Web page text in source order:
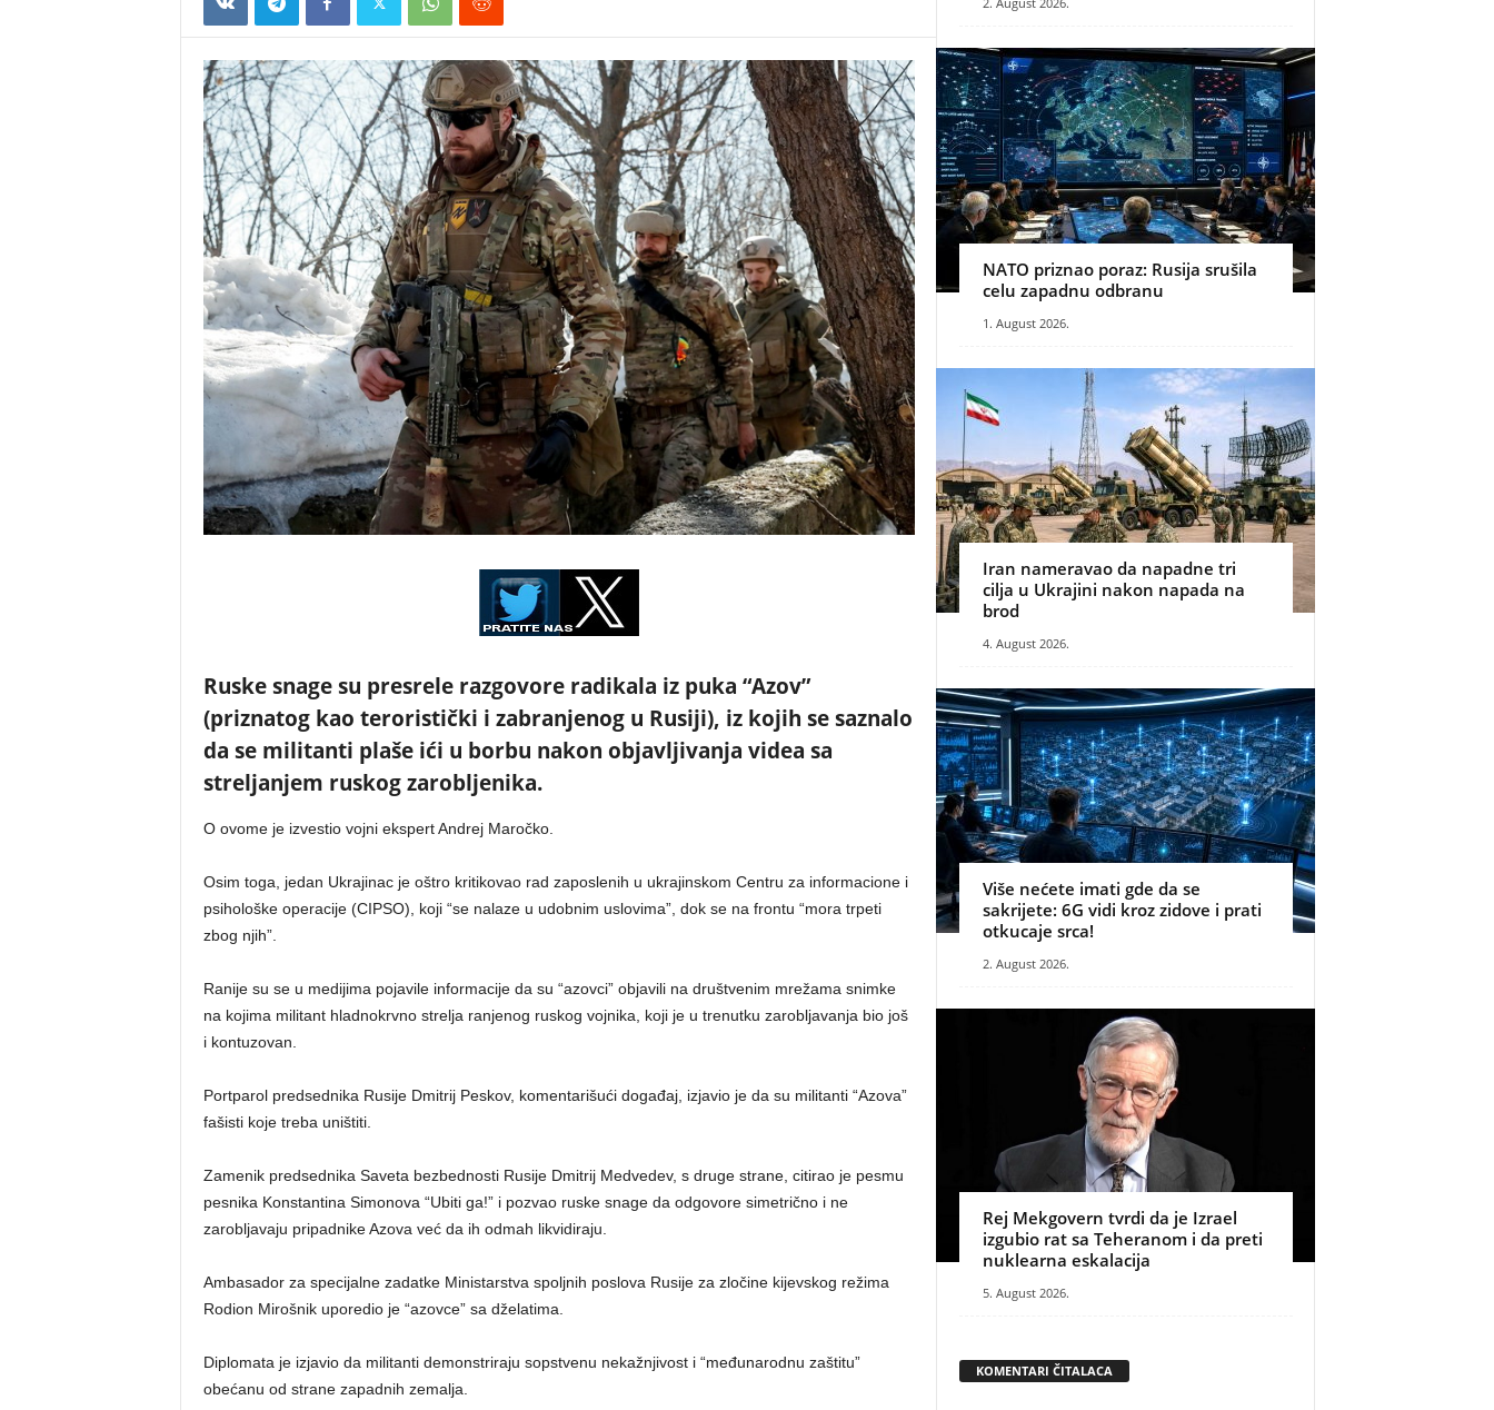
Ruske snage su presrele razgovore radikala iz puka “Azov”
(priznatog kao teroristički i zabranjenog u Rusiji), iz kojih se saznalo
da se militanti plaše ići u borbu nakon objavljivanja videa sa
streljanjem ruskog zarobljenika.
O ovome je izvestio vojni ekspert Andrej Maročko.
Osim toga, jedan Ukrajinac je oštro kritikovao rad zaposlenih u ukrajinskom Centru za informacione i
psihološke operacije (CIPSO), koji “se nalaze u udobnim uslovima”, dok se na frontu “mora trpeti
zbog njih”.
Ranije su se u medijima pojavile informacije da su “azovci” objavili na društvenim mrežama snimke
na kojima militant hladnokrvno strelja ranjenog ruskog vojnika, koji je u trenutku zarobljavanja bio još
i kontuzovan.
Portparol predsednika Rusije Dmitrij Peskov, komentarišući događaj, izjavio je da su militanti “Azova”
fašisti koje treba uništiti.
Zamenik predsednika Saveta bezbednosti Rusije Dmitrij Medvedev, s druge strane, citirao je pesmu
pesnika Konstantina Simonova “Ubiti ga!” i pozvao ruske snage da odgovore simetrično i ne
zarobljavaju pripadnike Azova već da ih odmah likvidiraju.
Ambasador za specijalne zadatke Ministarstva spoljnih poslova Rusije za zločine kijevskog režima
Rodion Mirošnik uporedio je “azovce” sa dželatima.
Diplomata je izjavio da militanti demonstriraju sopstvenu nekažnjivost i “međunarodnu zaštitu”
obećanu od strane zapadnih zemalja.
NATO priznao poraz: Rusija srušila
celu zapadnu odbranu
1. August 2026.
Iran nameravao da napadne tri
cilja u Ukrajini nakon napada na
brod
4. August 2026.
Više nećete imati gde da se
sakrijete: 6G vidi kroz zidove i prati
otkucaje srca!
2. August 2026.
Rej Mekgovern tvrdi da je Izrael
izgubio rat sa Teheranom i da preti
nuklearna eskalacija
5. August 2026.
KOMENTARI ČITALACA